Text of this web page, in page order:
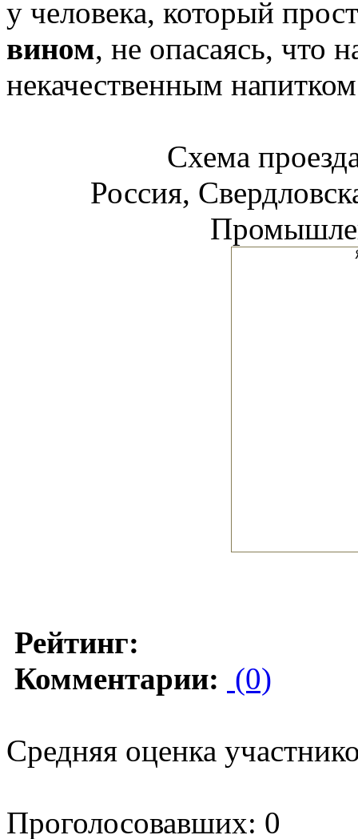
у человека, который
вином, не опасаясь, что
некачественным
Схема
Россия,
Рейтинг:
Комментарии: (0)
Средняя оценка
Проголосовавших: 0